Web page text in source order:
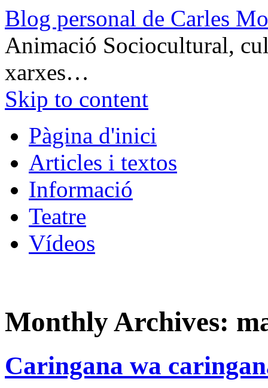
Blog personal de Carles
Animació Sociocultural,
xarxes…
Skip to content
Pàgina d'inici
Articles i textos
Informació
Teatre
Vídeos
Monthly Archives:
Caringana wa